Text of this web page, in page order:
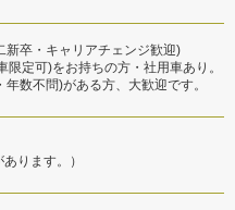
新卒・キャリアチェンジ歓迎)
限定可)をお持ちの方・社用車あり。
数不問)がある方、大歓迎です。
ります。）